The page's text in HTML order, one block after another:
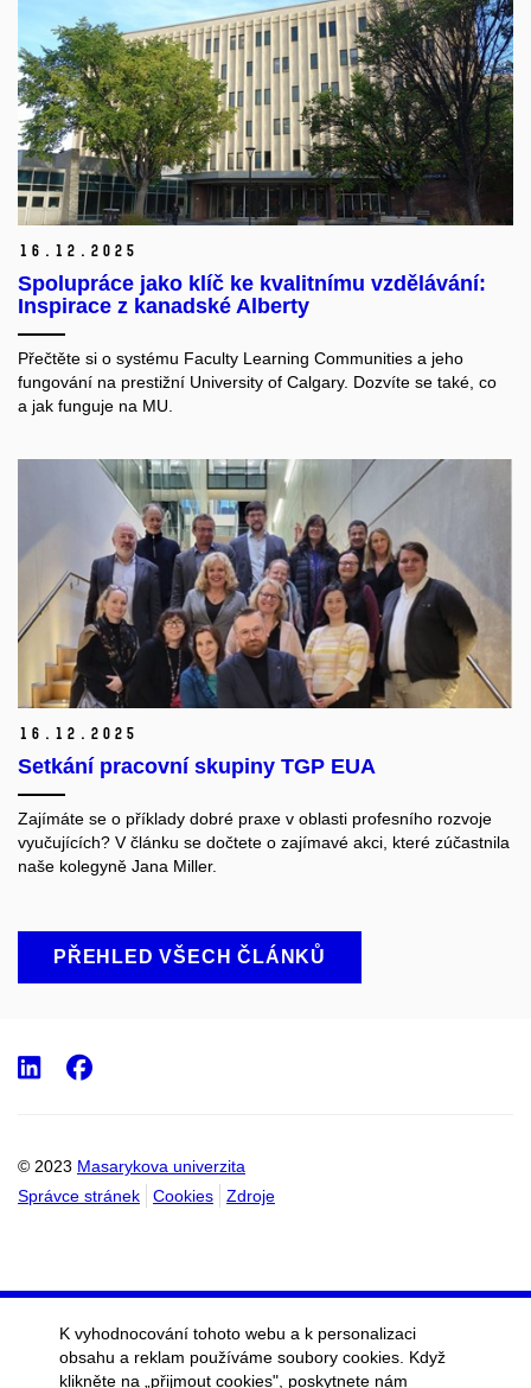
16. 12. 2025
Spolupráce jako klíč ke kvalitnímu vzdělávání:
Inspirace z kanadské Alberty
Přečtěte si o systému Faculty Learning Communities a jeho
fungování na prestižní University of Calgary. Dozvíte se také, co
a jak funguje na MU.
16. 12. 2025
Setkání pracovní skupiny TGP EUA
Zajímáte se o příklady dobré praxe v oblasti profesního rozvoje
vyučujících? V článku se dočtete o zajímavé akci, které zúčastnila
naše kolegyně Jana Miller.
PŘEHLED VŠECH ČLÁNKŮ
© 2023 Masarykova univerzita
Správce stránek
Cookies Zdroje
LinkedIn
Facebook
K vyhodnocování tohoto webu a k personalizaci
obsahu a reklam používáme soubory cookies. Když
klikněte na „přijmout cookies", poskytnete nám